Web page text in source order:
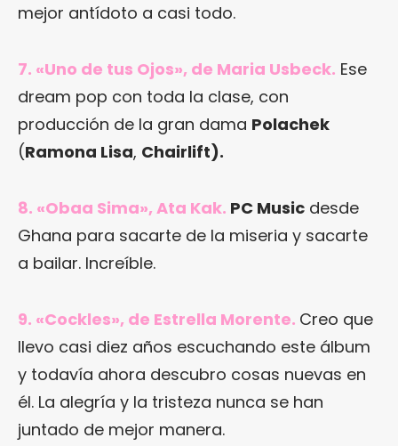
mejor antídoto a casi todo.
7. «Uno de tus Ojos», de Maria Usbeck. Ese
dream pop con toda la clase, con
producción de la gran dama Polachek
(Ramona Lisa, Chairlift).
8. «Obaa Sima», Ata Kak. PC Music desde
Ghana para sacarte de la miseria y sacarte
a bailar. Increíble.
9. «Cockles», de Estrella Morente. Creo que
llevo casi diez años escuchando este álbum
y todavía ahora descubro cosas nuevas en
él. La alegría y la tristeza nunca se han
juntado de mejor manera.